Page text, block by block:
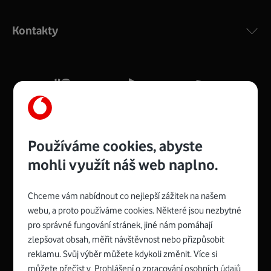
silný signál pro celou domácnost. Kompaktní rozměry 21
Více o COMPAL CH7465VF
Zyxel VMG8623-T50B:
Rozměry modemu jsou 16 x 22 x 7,5 cm (včetně stojánku)
a nabízí 4 gigabitové LAN porty a bezdrátové připojení Wi-
Spojte se s Vodafonem
Kontakty
Používáme cookies, abyste
mohli využít náš web naplno.
Chceme vám nabídnout co nejlepší zážitek na našem
webu, a proto používáme cookies. Některé jsou nezbytné
pro správné fungování stránek, jiné nám pomáhají
zlepšovat obsah, měřit návštěvnost nebo přizpůsobit
reklamu. Svůj výběr můžete kdykoli změnit. Více si
můžete přečíst v Prohlášení o zpracování osobních údajů